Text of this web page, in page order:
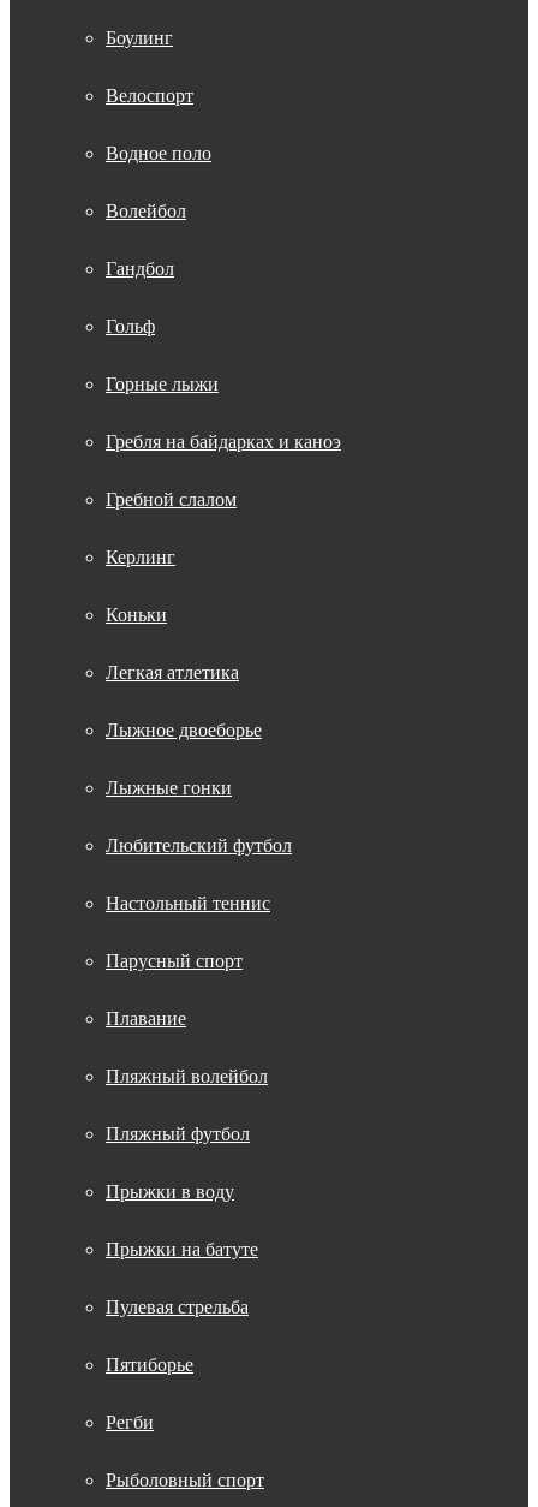
Боулинг
Велоспорт
Водное поло
Волейбол
Гандбол
Гольф
Горные лыжи
Гребля на байдарках и каноэ
Гребной слалом
Керлинг
Коньки
Легкая атлетика
Лыжное двоеборье
Лыжные гонки
Любительский футбол
Настольный теннис
Парусный спорт
Плавание
Пляжный волейбол
Пляжный футбол
Прыжки в воду
Прыжки на батуте
Пулевая стрельба
Пятиборье
Регби
Рыболовный спорт